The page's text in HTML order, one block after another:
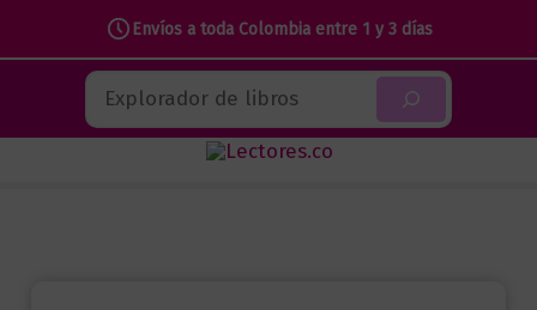
Envíos a toda Colombia entre 1 y 3 días
contenido
Buscar